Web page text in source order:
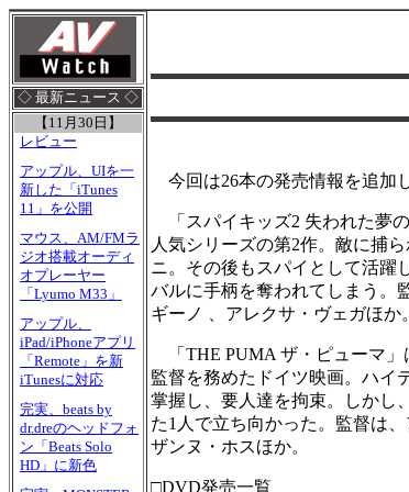
◇ 最新ニュース ◇
【11月30日】
レビュー
アップル、UIを一
新した「iTunes
11」を公開
マウス、AM/FMラ
ジオ搭載オーディ
オプレーヤー
「Lyumo M33」
アップル、
iPad/iPhoneアプリ
「Remote」を新
iTunesに対応
完実、beats by
dr.dreのヘッドフォ
ン「Beats Solo
HD」に新色
今回は26本の発売情報を追加
「スパイキッズ2 失われた夢
人気シリーズの第2作。敵に捕
ニ。その後もスパイとして活躍
バルに手柄を奪われてしまう。
ギーノ 、アレクサ・ヴェガほか
「THE PUMA ザ・ピューマ」
監督を務めたドイツ映画。ハイ
掌握し、要人達を拘束。しかし
た1人で立ち向かった。監督は
ザンヌ・ホスほか。
□DVD発売一覧